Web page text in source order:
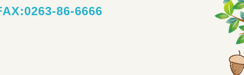
86-6666